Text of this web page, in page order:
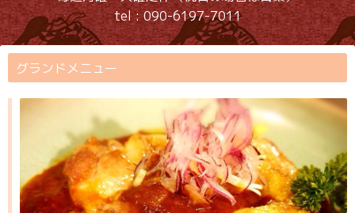
tel : 090-6197-7011
グランドメニュー